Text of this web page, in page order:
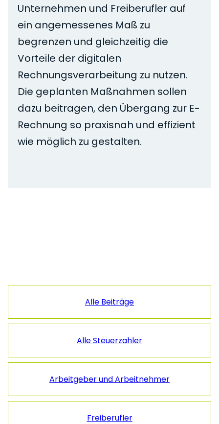
Unternehmen und Freiberufler auf
ein angemessenes Maß zu
begrenzen und gleichzeitig die
Vorteile der digitalen
Rechnungsverarbeitung zu nutzen.
Die geplanten Maßnahmen sollen
dazu beitragen, den Übergang zur E-
Rechnung so praxisnah und effizient
wie möglich zu gestalten.
Alle Beiträge
Alle Steuerzahler
Arbeitgeber und Arbeitnehmer
Freiberufler